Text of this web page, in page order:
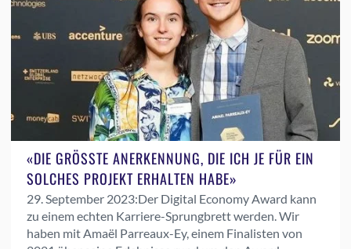
«DIE GRÖSSTE ANERKENNUNG, DIE ICH JE FÜR EIN
SOLCHES PROJEKT ERHALTEN HABE»
29. September 2023:Der Digital Economy Award kann
zu einem echten Karriere-Sprungbrett werden. Wir
haben mit Amaël Parreaux-Ey, einem Finalisten von